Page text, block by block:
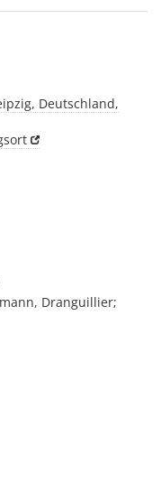
Deutschland,
Dranguillier;